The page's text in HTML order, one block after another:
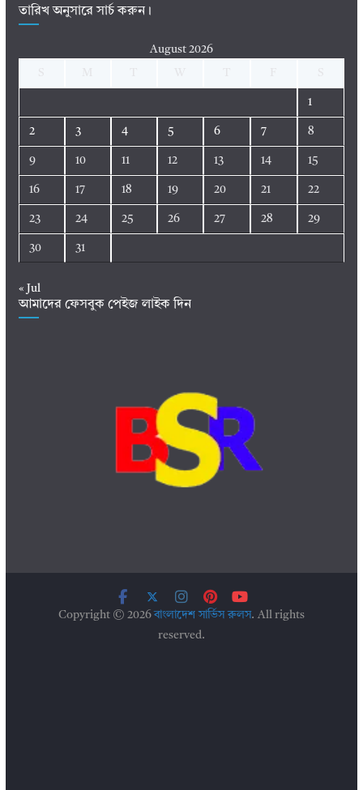
তারিখ অনুসারে সার্চ করুন।
August 2026
1
2 3 4 5 6 7 8
9 10 11 12 13 14 15
16 17 18 19 20 21 22
23 24 25 26 27 28 29
30 31
« Jul
আমাদের ফেসবুক পেইজ লাইক দিন
Copyright © 2026বাংলাদেশ সার্ভিস রুলস. All rights
reserved.